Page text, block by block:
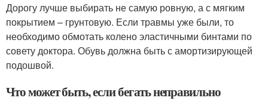
Дорогу лучше выбирать не самую ровную, а с мягким
покрытием – грунтовую. Если травмы уже были, то
необходимо обмотать колено эластичными бинтами по
совету доктора. Обувь должна быть с амортизирующей
подошвой.
Что может быть, если бегать неправильно